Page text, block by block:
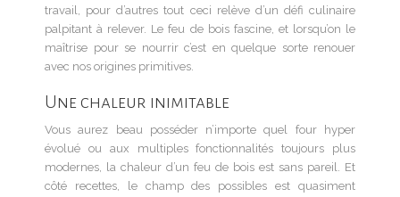
travail, pour d’autres tout ceci relève d’un défi culinaire
palpitant à relever. Le feu de bois fascine, et lorsqu’on le
maîtrise pour se nourrir c’est en quelque sorte renouer
avec nos origines primitives.
Une chaleur inimitable
Vous aurez beau posséder n’importe quel four hyper
évolué ou aux multiples fonctionnalités toujours plus
modernes, la chaleur d’un feu de bois est sans pareil. Et
côté recettes, le champ des possibles est quasiment